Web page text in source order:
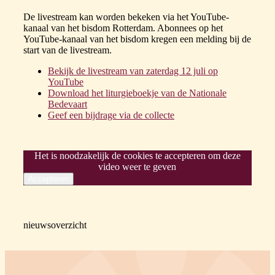
De livestream kan worden bekeken via het YouTube-
kanaal van het bisdom Rotterdam. Abonnees op het
YouTube-kanaal van het bisdom kregen een melding bij de
start van de livestream.
Bekijk de livestream van zaterdag 12 juli op
YouTube
Download het liturgieboekje van de Nationale
Bedevaart
Geef een bijdrage via de collecte
Het is noodzakelijk de cookies te accepteren om deze
video weer te geven
nieuwsoverzicht